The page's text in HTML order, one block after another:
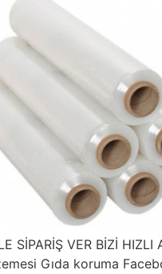
SİPARİŞ VER BİZİ
Gıda koruma